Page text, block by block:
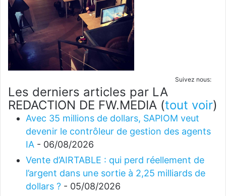
Suivez nous:
Les derniers articles par LA
REDACTION DE FW.MEDIA (tout voir)
Avec 35 millions de dollars, SAPIOM veut
devenir le contrôleur de gestion des agents
IA - 06/08/2026
Vente d’AIRTABLE : qui perd réellement de
l’argent dans une sortie à 2,25 milliards de
dollars ? - 05/08/2026